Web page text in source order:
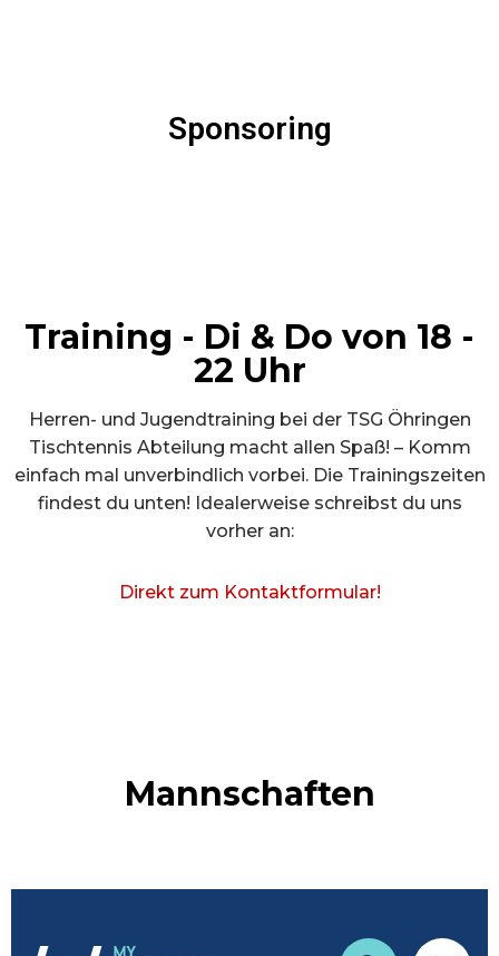
Sponsoring
Training - Di & Do von 18 -
22 Uhr
Herren- und Jugendtraining bei der TSG Öhringen
Tischtennis Abteilung macht allen Spaß! – Komm
einfach mal unverbindlich vorbei. Die Trainingszeiten
findest du unten! Idealerweise schreibst du uns
vorher an:
Direkt zum Kontaktformular!
Mannschaften